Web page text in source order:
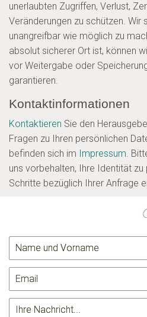
unerlaubten Zugriffen, Verlust,
Veränderungen zu schützen. Wir
unangreifbar wie möglich zu
absolut sicherer Ort ist, können
vor Weitergabe oder
garantieren.
Kontaktinformationen
Kontaktieren Sie den
Fragen zu Ihren persönlichen
befinden sich im Impressum.
uns vorbehalten, Ihre Identität
Schritte bezüglich Ihrer Anfrage